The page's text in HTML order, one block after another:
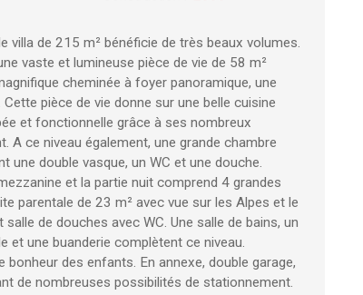
villa de 215 m² bénéficie de très beaux volumes.
vaste et lumineuse pièce de vie de 58 m²
cheminée à foyer panoramique, une
pièce de vie donne sur une belle cuisine
et fonctionnelle grâce à ses nombreux
A ce niveau également, une grande chambre
une double vasque, un WC et une douche.
et la partie nuit comprend 4 grandes
parentale de 23 m² avec vue sur les Alpes et le
de douches avec WC. Une salle de bains, un
et une buanderie complètent ce niveau.
bonheur des enfants. En annexe, double garage,
de nombreuses possibilités de stationnement.